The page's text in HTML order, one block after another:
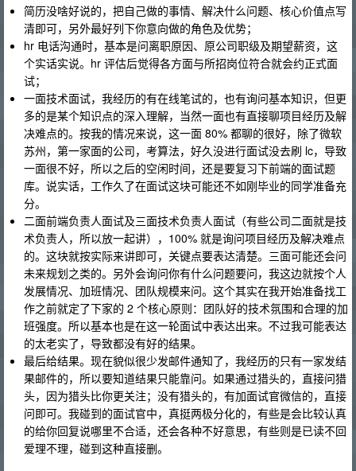
简历没啥好说的，把自己做的事情、解决什么问题、核心价值点写
清即可，另外最好列下你意向做的角色及优势；
hr 电话沟通时，基本是问离职原因、原公司职级及期望薪资，这
个实话实说。hr 评估后觉得各方面与所招岗位符合就会约正式面
试；
一面技术面试，我经历的有在线笔试的，也有询问基本知识，但更
多的是某个知识点的深入理解，当然一面也有直接聊项目经历及解
决难点的。按我的情况来说，这一面 80% 都聊的很好，除了微软
苏州，第一家面的公司，考算法，好久没进行面试没去刷 lc，导致
一面很不好，所以之后的空闲时间，还是要复习下前端的面试题
库。说实话，工作久了在面试这块可能还不如刚毕业的同学准备充
分。
二面前端负责人面试及三面技术负责人面试（有些公司二面就是技
术负责人，所以放一起讲），100% 就是询问项目经历及解决难点
的。这块就按实际来讲即可，关键点要表达清楚。三面可能还会问
未来规划之类的。另外会询问你有什么问题要问，我这边就按个人
发展情况、加班情况、团队规模来问。这个其实在我开始准备找工
作之前就定了下家的 2 个核心原则：团队好的技术氛围和合理的加
班强度。所以基本也是在这一轮面试中表达出来。不过我可能表达
的太老实了，导致都没有好的结果。
最后给结果。现在貌似很少发邮件通知了，我经历的只有一家发结
果邮件的，所以要知道结果只能靠问。如果通过猎头的，直接问猎
头，因为猎头比你更关注；没有猎头的，有加面试官微信的，直接
问即可。我碰到的面试官中，真挺两极分化的，有些是会比较认真
的给你回复说哪里不合适，还会各种不好意思，有些则是已读不回
爱理不理，碰到这种直接删。